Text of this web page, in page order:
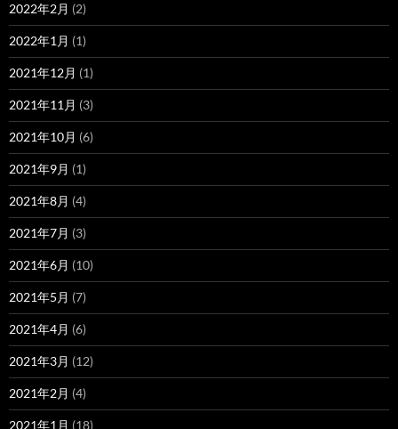
2022年2月 (2)
2022年1月 (1)
2021年12月 (1)
2021年11月 (3)
2021年10月 (6)
2021年9月 (1)
2021年8月 (4)
2021年7月 (3)
2021年6月 (10)
2021年5月 (7)
2021年4月 (6)
2021年3月 (12)
2021年2月 (4)
2021年1月 (18)